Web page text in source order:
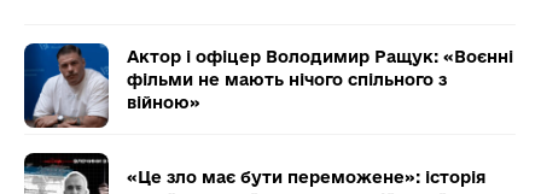
Актор і офіцер Володимир Ращук: «Воєнні
фільми не мають нічого спільного з
війною»
«Це зло має бути переможене»: історія